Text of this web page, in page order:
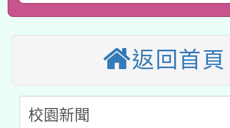
件」活動簡章
年度COVID-19疫苗接
接種對象擴大為「滿6
接種之民眾」措施，
月28日止
轉知經濟部水利署委託
業技術研究院辦理「
用水績優單位及節水達
動」
115年8月22日(星期六
桃園市孔廟祈福系列
開 智慧啟航」
2026年桃園地景藝術
「2026桃園藝術巡演
關事宜
轉知教育部國民及學前
返回首頁